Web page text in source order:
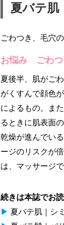
夏バテ肌
ごわつき、毛穴
お悩み ごわつ
夏後半、肌がご
がくすんで顔色
によるもの。ま
るときに肌表面
乾燥が進んでい
ージのリスクが
は、マッサージ
続きは本誌でお
▶ 夏バテ肌｜シ